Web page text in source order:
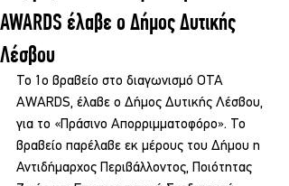
AWARDS έλαβε ο Δήμος Δυτικής
Λέσβου
Το 1ο βραβείο στο διαγωνισμό OTA
AWARDS, έλαβε ο Δήμος Δυτικής Λέσβου,
για το «Πράσινο Απορριμματοφόρο». Το
βραβείο παρέλαβε εκ μέρους του Δήμου η
Αντιδήμαρχος Περιβάλλοντος, Ποιότητας